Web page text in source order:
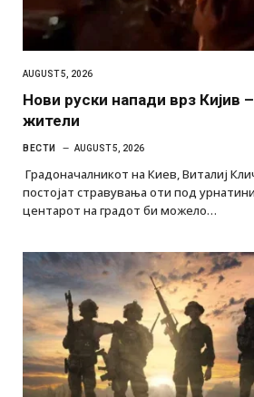
AUGUST 5, 2026
Нови руски напади врз Кијив
жители
ВЕСТИ AUGUST 5, 2026
Градоначалникот на Киев, Виталиј
постојат стравувања оти под
центарот на градот би можело…